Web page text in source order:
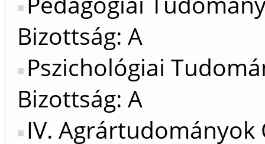
Bizottság: A
Pszichológiai
Bizottság: A
IV. Agrártudományok